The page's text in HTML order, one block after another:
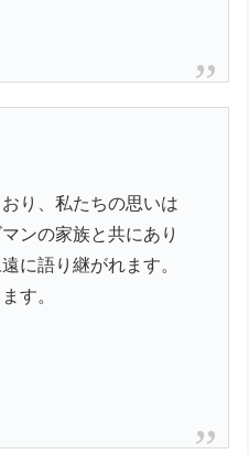
り、私たちの思いは
ンの家族と共にあり
に語り継がれます。
す。